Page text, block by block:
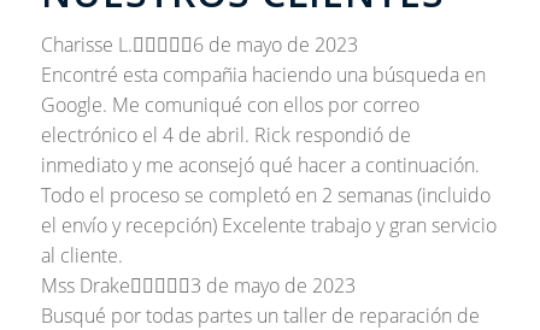
Charisse L.6 de mayo de 2023
Encontré esta compañia haciendo una búsqueda en
Google. Me comuniqué con ellos por correo
electrónico el 4 de abril. Rick respondió de
inmediato y me aconsejó qué hacer a continuación.
Todo el proceso se completó en 2 semanas (incluido
el envío y recepción) Excelente trabajo y gran servicio
al cliente.
Mss Drake3 de mayo de 2023
Busqué por todas partes un taller de reparación de